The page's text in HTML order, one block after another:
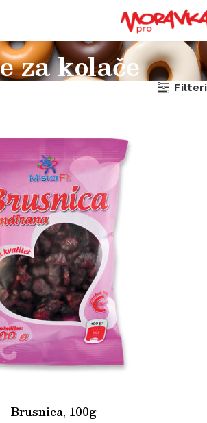
za kolače
Filteri
Brusnica, 100g